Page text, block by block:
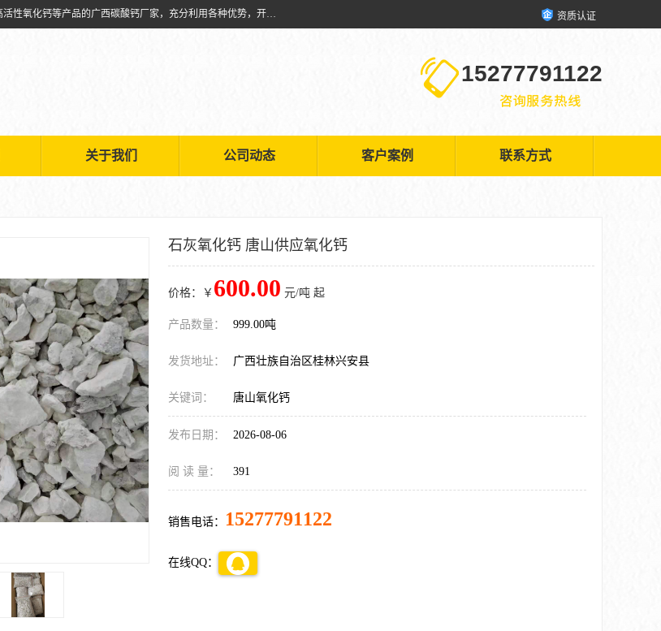
兴安南国金磊粉体厂是从事生产：复合碱批发、氧化钙批发、超细氧化钙、*复合碱、高活性氧化钙等产品的广西碳酸钙厂家，充分利用各种优势，开拓创新，逐步建立了现代企业管理体系，科学.规范的生产体系，严谨的产品质量控制体系，完备的产品质量检验体系。 资质认证
15277791122
关于我们 公司动态 客户案例 联系方式
石灰氧化钙 唐山供应氧化钙
价格：￥ 600.00 元/吨 起
产品数量： 999.00吨
发货地址： 广西壮族自治区桂林兴安县
关键词： 唐山氧化钙
发布日期： 2026-08-06
阅 读 量： 391
销售电话： 15277791122
在线QQ：